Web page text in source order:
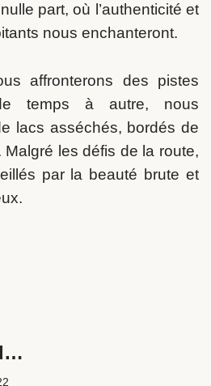
part, où l’authenticité et
nous enchanteront.
affronterons des pistes
temps à autre, nous
lacs asséchés, bordés de
les défis de la route,
par la beauté brute et